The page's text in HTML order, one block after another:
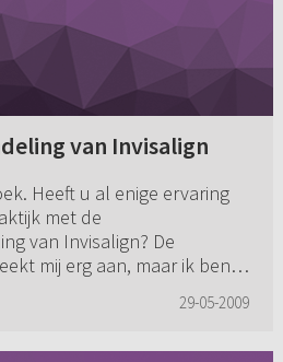
van Invisalign
Heeft u al enige ervaring
met de
van Invisalign? De
mij erg aan, maar ik ben
29-05-2009